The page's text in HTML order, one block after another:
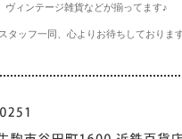
ヴィンテージ雑貨などが揃ってます♪
タッフ一同、心よりお待ちしております